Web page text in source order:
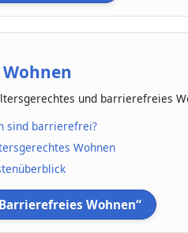
und barrierefreies
sind barrierefrei?
Wohnen
Wohnen“